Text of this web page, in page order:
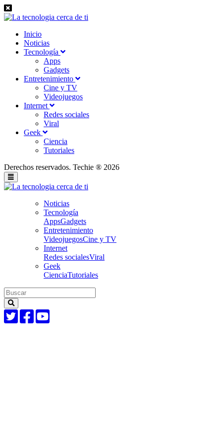
Inicio
Noticias
Tecnología
Apps
Gadgets
Entretenimiento
Cine y TV
Videojuegos
Internet
Redes sociales
Viral
Geek
Ciencia
Tutoriales
Derechos reservados. Techie ® 2026
Noticias
Tecnología
AppsGadgets
Entretenimiento
VideojuegosCine y TV
Internet
Redes socialesViral
Geek
CienciaTutoriales